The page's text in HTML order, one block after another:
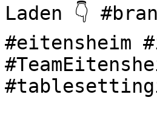
Laden 👇
#eitensheim